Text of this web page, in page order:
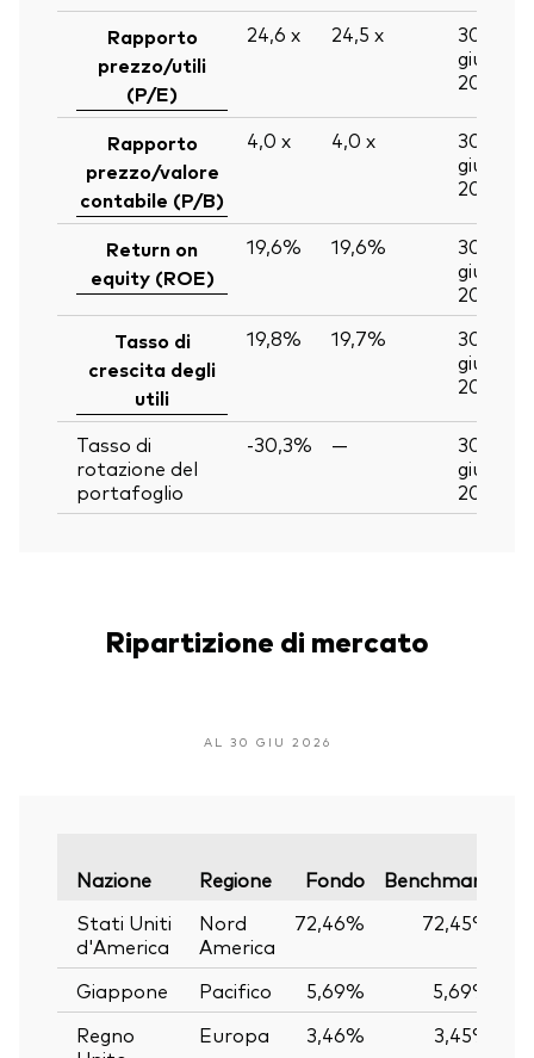
Rapporto
prezzo/utili
(P/E)
24,6 x 24,5 x
30
giu
2026
Rapporto
prezzo/valore
contabile (P/B)
4,0 x 4,0 x
30
giu
2026
Return on
equity (ROE)
19,6% 19,6%
30
giu
2026
Tasso di
crescita degli
utili
19,8% 19,7%
30
giu
2026
Tasso di
rotazione del
portafoglio
-30,3% —
30
giu
2026
Ripartizione di mercato
AL 30 GIU 2026
Nazione Regione Fondo Benchmark
Stati Uniti
d'America
Nord
America
72,46% 72,45%
Giappone Pacifico 5,69%
5,69%
Regno
Europa 3,46% 3,45%